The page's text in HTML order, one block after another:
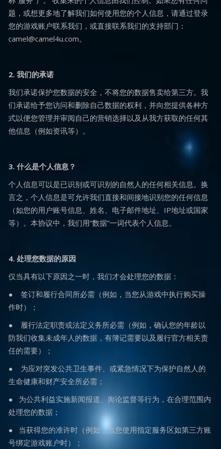
题，或想更多地了解我们如何使用您的个人信息，请通过登录
您的游戏账户联系我们，或直接联系我们的支持部门：
camel@camel4u.com。
2. 我们的承诺
我们承诺保护您数据的安全，不将您的数据售卖给第三方。我
们承诺给予您访问和删除自己数据的权利，并向您提供各种方
式以便您管理并审阅自己的营销选择以及从我方获取的任何其
他信息（例如资讯等）。
3. 什么是个人信息？
个人信息可以是已识别或可识别的自然人的任何相关信息。换
言之，个人信息是可允许我们直接和间接地识别您的任何信息
（如您的用户账号信息、姓名、电子邮件地址、IP地址或国家
等）。本协议中，我们用“数据”一词代表个人信息。
4. 处理您数据的原因
仅当具有以下原因之一时，我们才会处理您的数据：
● 签订和履行合同所必需（例如，当您从游戏中执行购买操
作时）；
● 履行法定职责或法定义务所必需（例如，确认您的年龄以
防我们收集未成年人的数据，有簿记需要以及履行官方相关责
任的需要）；
● 为应对突发公共卫生事件、或紧急情况下为保护自然人的
生命健康和财产安全所必需；
● 为公共利益实施新闻报道、舆论监督等行为，在合理范围内
处理您的数据；
● 当获得您的准许时（例如，当您使用指定服务区如第三方账
号绑定游戏账户时）；